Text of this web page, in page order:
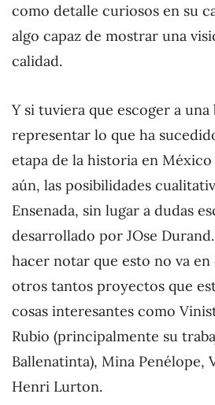
como detalle curiosos en su
algo capaz de mostrar una
calidad.
Y si tuviera que escoger a una
representar lo que ha
etapa de la historia en
aún, las posibilidades
Ensenada, sin lugar a dudas
desarrollado por JOse
hacer notar que esto no va
otros tantos proyectos que
cosas interesantes como
Rubio (principalmente su
Ballenatinta), Mina Penélope,
Henri Lurton.